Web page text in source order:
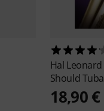
Hal Leonard
Should Tuba
18,90 €